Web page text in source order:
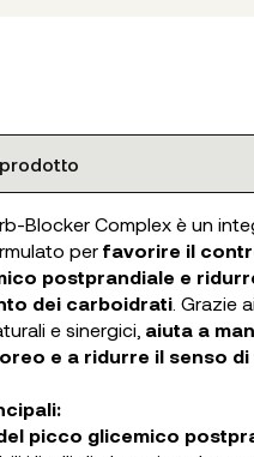
Blocker Complex è un
per favorire il
postprandiale e
dei carboidrati. Grazie
e sinergici, aiuta a
e a ridurre il senso di
picco glicemico